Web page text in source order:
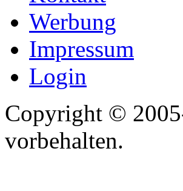
Werbung
Impressum
Login
Copyright ©
vorbehalten.